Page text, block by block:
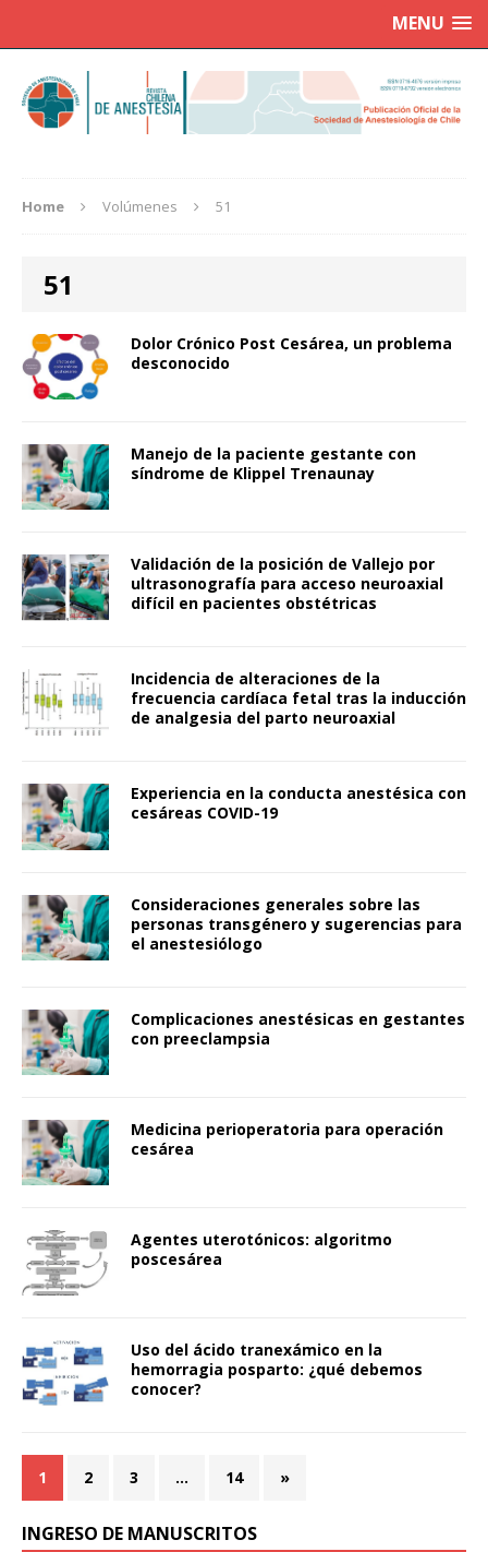
MENU
Home Volúmenes 51
51
Dolor Crónico Post Cesárea, un problema
desconocido
Manejo de la paciente gestante con
síndrome de Klippel Trenaunay
Validación de la posición de Vallejo por
ultrasonografía para acceso neuroaxial
difícil en pacientes obstétricas
Incidencia de alteraciones de la
frecuencia cardíaca fetal tras la inducción
de analgesia del parto neuroaxial
Experiencia en la conducta anestésica con
cesáreas COVID-19
Consideraciones generales sobre las
personas transgénero y sugerencias para
el anestesiólogo
Complicaciones anestésicas en gestantes
con preeclampsia
Medicina perioperatoria para operación
cesárea
Agentes uterotónicos: algoritmo
poscesárea
Uso del ácido tranexámico en la
hemorragia posparto: ¿qué debemos
conocer?
1 2 3 … 14 »
INGRESO DE MANUSCRITOS